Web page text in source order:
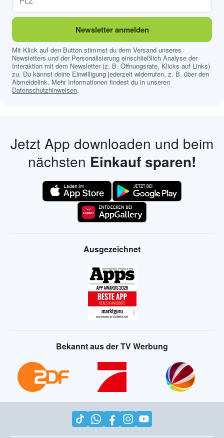
Newsletter anmelden
Mit Klick auf den Button stimmst du dem Versand unseres
Newsletters und der Personalisierung einschließlich Analyse der
Interaktion mit dem Newsletter (z. B. Öffnungsrate, Klicks auf Links)
zu. Du kannst deine Einwilligung jederzeit widerrufen, z. B. über den
Abmeldelink. Mehr Informationen findest du in unseren
Datenschutzhinweisen.
Jetzt App downloaden und beim
nächsten Einkauf sparen!
Ausgezeichnet
Bekannt aus der TV Werbung